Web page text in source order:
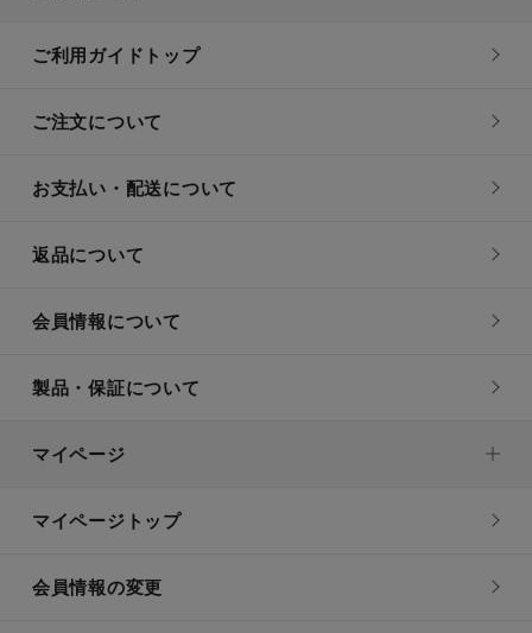
ご利用ガイドトップ
ご注文について
お支払い・配送について
返品について
会員情報について
製品・保証について
マイページ
マイページトップ
会員情報の変更